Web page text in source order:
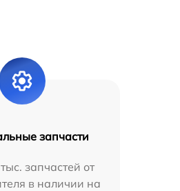
запчасти
запчастей от
в наличии на